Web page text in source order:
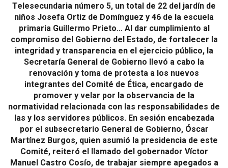
Telesecundaria número 5, un total de 22 del jardín de
niños Josefa Ortiz de Domínguez y 46 de la escuela
primaria Guillermo Prieto… Al dar cumplimiento al
compromiso del Gobierno del Estado, de fortalecer la
integridad y transparencia en el ejercicio público, la
Secretaría General de Gobierno llevó a cabo la
renovación y toma de protesta a los nuevos
integrantes del Comité de Ética, encargado de
promover y velar por la observancia de la
normatividad relacionada con las responsabilidades de
las y los servidores públicos. En sesión encabezada
por el subsecretario General de Gobierno, Óscar
Martínez Burgos, quien asumió la presidencia de este
Comité, reiteró el llamado del gobernador Víctor
Manuel Castro Cosío, de trabajar siempre apegados a